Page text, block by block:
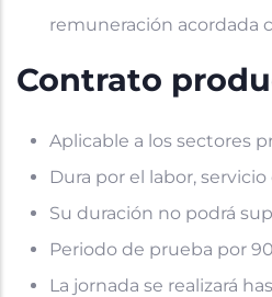
remuneración acordada
Contrato
Aplicable a los sectores
Dura por el labor,
Su duración no podrá
Periodo de prueba por
La jornada se realizará